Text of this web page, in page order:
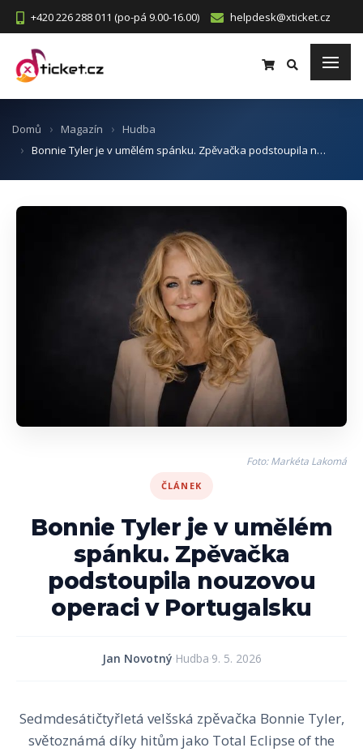
+420 226 288 011 (po-pá 9.00-16.00) helpdesk@xticket.cz
Domů Magazín
Hudba
Bonnie Tyler je v umělém spánku. Zpěvačka podstoupila n…
Foto: Markéta Lakomá
ČLÁNEK
Bonnie Tyler je v umělém
spánku. Zpěvačka
podstoupila nouzovou
operaci v Portugalsku
Jan Novotný Hudba 9. 5. 2026
Sedmdesátičtyřletá velšská zpěvačka Bonnie Tyler,
světoznámá díky hitům jako Total Eclipse of the